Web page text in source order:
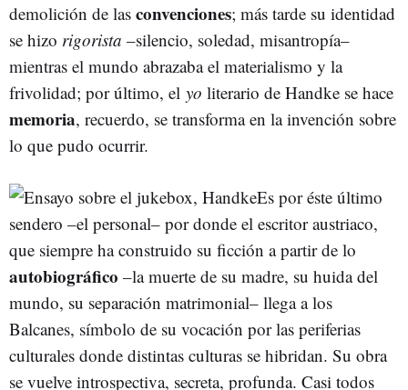
demolición de las convenciones; más tarde su identidad
se hizo rigorista –silencio, soledad, misantropía–
mientras el mundo abrazaba el materialismo y la
frivolidad; por último, el yo literario de Handke se hace
memoria, recuerdo, se transforma en la invención sobre
lo que pudo ocurrir.
Es por éste último
sendero –el personal– por donde el escritor austriaco,
que siempre ha construido su ficción a partir de lo
autobiográfico –la muerte de su madre, su huida del
mundo, su separación matrimonial– llega a los
Balcanes, símbolo de su vocación por las periferias
culturales donde distintas culturas se hibridan. Su obra
se vuelve introspectiva, secreta, profunda. Casi todos